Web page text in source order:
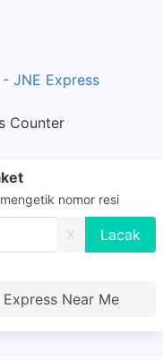
JNE Express
Counter
nomor resi
X
Near Me